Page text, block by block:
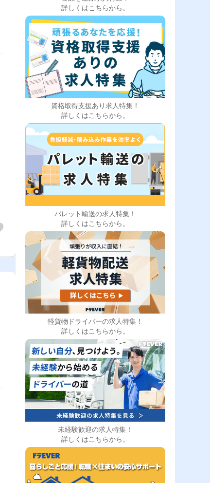
詳しくはこちらから。
資格取得支援あり求人特集！
詳しくはこちらから。
パレット輸送の求人特集！
詳しくはこちらから。
軽貨物ドライバーの求人特集！
詳しくはこちらから。
未経験歓迎の求人特集！
詳しくはこちらから。